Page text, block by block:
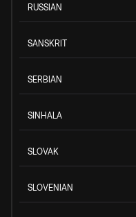
RUSSIAN
SANSKRIT
SERBIAN
SINHALA
SLOVAK
SLOVENIAN